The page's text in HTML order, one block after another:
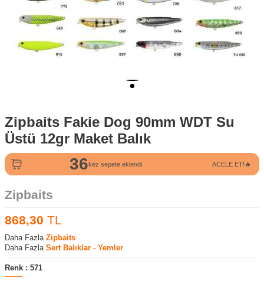
Zipbaits Fakie Dog 90mm WDT Su
Üstü 12gr Maket Balık
36kez sepete eklendi
291kez görüntülendi ACELE ET!🔥
Zipbaits
868,30 TL
Daha Fazla Zipbaits
Daha Fazla Sert Balıklar - Yemler
Renk : 571